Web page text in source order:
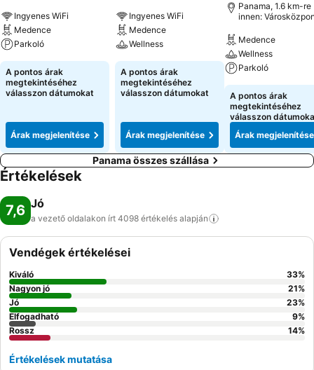
Ingyenes WiFi
Medence
Parkoló
A pontos árak
megtekintéséhez
válasszon dátumokat
Árak megjelenítése
Ingyenes WiFi
Medence
Wellness
A pontos árak
megtekintéséhez
válasszon dátumokat
Árak megjelenítése
Panama, 1.6 km-re
innen:
Medence
Wellness
Parkoló
A pontos árak
megtekintéséhez
válasszon
Árak megjelenítése
Panama összes szállása
Értékelések
7,6 Jó
a vezető oldalakon írt 4098 értékelés alapján
Vendégek értékelései
Kiváló 33%
Nagyon jó
21%
Jó
23%
Elfogadható
9%
Rossz
14%
Értékelések mutatása